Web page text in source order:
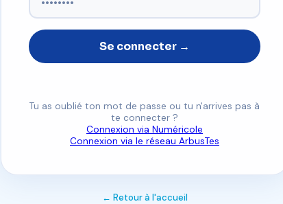
Se connecter →
Tu as oublié ton mot de passe ou tu n'arrives pas à
te connecter ?
Connexion via Numéricole
Connexion via le réseau ArbusTes
← Retour à l'accueil